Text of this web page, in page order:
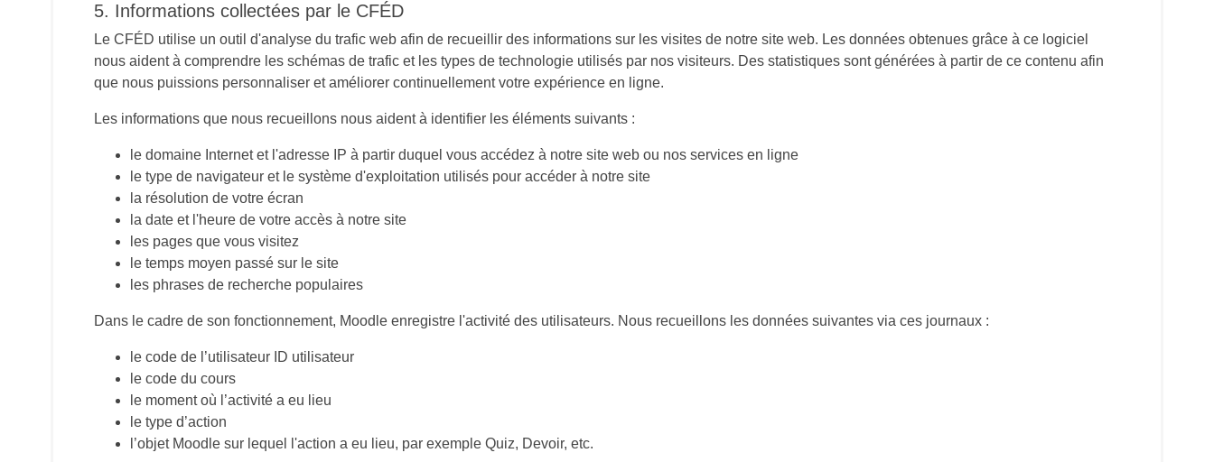
5. Informations collectées par le CFÉD
Le CFÉD utilise un outil d'analyse du trafic web afin de recueillir des informations sur les visites de notre site web. Les données obtenues grâce à ce logiciel
nous aident à comprendre les schémas de trafic et les types de technologie utilisés par nos visiteurs. Des statistiques sont générées à partir de ce contenu afin
que nous puissions personnaliser et améliorer continuellement votre expérience en ligne.
Les informations que nous recueillons nous aident à identifier les éléments suivants :
le domaine Internet et l'adresse IP à partir duquel vous accédez à notre site web ou nos services en ligne
le type de navigateur et le système d'exploitation utilisés pour accéder à notre site
la résolution de votre écran
la date et l'heure de votre accès à notre site
les pages que vous visitez
le temps moyen passé sur le site
les phrases de recherche populaires
Dans le cadre de son fonctionnement, Moodle enregistre l'activité des utilisateurs. Nous recueillons les données suivantes via ces journaux :
le code de l’utilisateur ID utilisateur
le code du cours
le moment où l’activité a eu lieu
le type d’action
l’objet Moodle sur lequel l'action a eu lieu, par exemple Quiz, Devoir, etc.